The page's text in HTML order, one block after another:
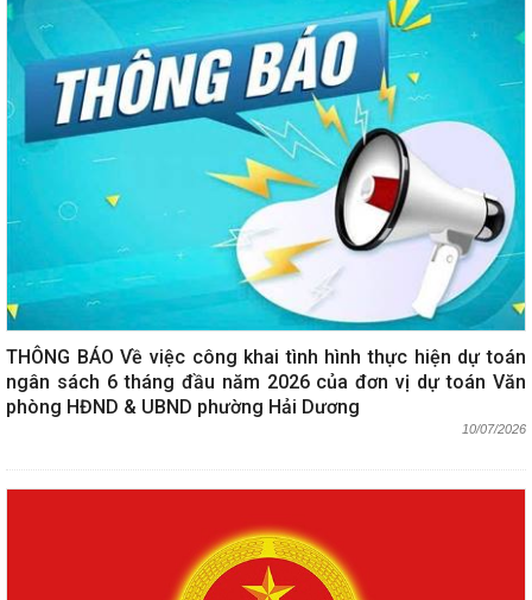
THÔNG BÁO Về việc công khai tình hình thực hiện dự toán
ngân sách 6 tháng đầu năm 2026 của đơn vị dự toán Văn
phòng HĐND & UBND phường Hải Dương
10/07/2026